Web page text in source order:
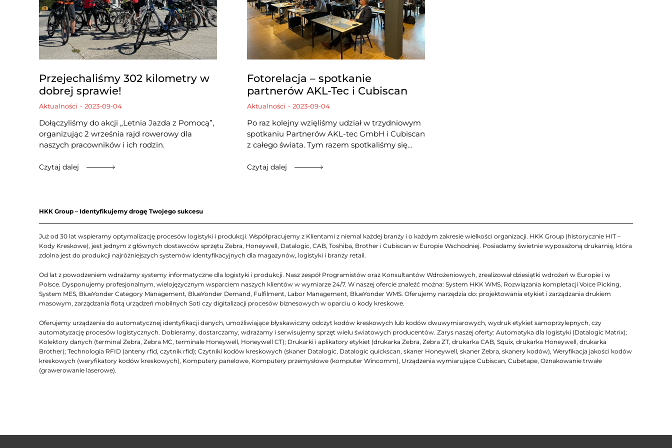
Przejechaliśmy 302 kilometry w
dobrej sprawie!
Aktualności 2023-09-04
Dołączyliśmy do akcji „Letnia Jazda z Pomocą”,
organizując 2 września rajd rowerowy dla
naszych pracowników i ich rodzin.
Czytaj dalej
Fotorelacja – spotkanie
partnerów AKL-Tec i Cubiscan
Aktualności 2023-09-04
Po raz kolejny wzięliśmy udział w trzydniowym
spotkaniu Partnerów AKL-tec GmbH i Cubiscan
z całego świata. Tym razem spotkaliśmy się…
Czytaj dalej
HKK Group – Identyfikujemy drogę Twojego sukcesu
Już od 30 lat wspieramy optymalizację procesów logistyki i produkcji. Współpracujemy z Klientami z niemal każdej branży i o każdym zakresie wielkości organizacji. HKK Group (historycznie HIT –
Kody Kreskowe), jest jednym z głównych dostawców sprzętu Zebra, Honeywell, Datalogic, CAB, Toshiba, Brother i Cubiscan w Europie Wschodniej. Posiadamy świetnie wyposażoną drukarnię, która
zdolna jest do produkcji najróżniejszych systemów identyfikacyjnych dla magazynów, logistyki i branży retail.
Od lat z powodzeniem wdrażamy systemy informatyczne dla logistyki i produkcji. Nasz zespół Programistów oraz Konsultantów Wdrożeniowych, zrealizował dziesiątki wdrożeń w Europie i w
Polsce. Dysponujemy profesjonalnym, wielojęzycznym wsparciem naszych klientów w wymiarze 24/7. W naszej ofercie znaleźć można: System HKK WMS, Rozwiązania kompletacji Voice Picking,
System MES, BlueYonder Category Management, BlueYonder Demand, Fulfilment, Labor Management, BlueYonder WMS. Oferujemy narzędzia do: projektowania etykiet i zarządzania drukiem
masowym, zarządzania flotą urządzeń mobilnych Soti czy digitalizacji procesów biznesowych w oparciu o kody kreskowe.
Oferujemy urządzenia do automatycznej identyfikacji danych, umożliwiające błyskawiczny odczyt kodów kreskowych lub kodów dwuwymiarowych, wydruk etykiet samoprzylepnych, czy
automatyzację procesów logistycznych. Dobieramy, dostarczamy, wdrażamy i serwisujemy sprzęt wielu światowych producentów. Zarys naszej oferty: Automatyka dla logistyki (Datalogic Matrix);
Kolektory danych (terminal Zebra, Zebra MC, terminale Honeywell, Honeywell CT); Drukarki i aplikatory etykiet (drukarka Zebra, Zebra ZT, drukarka CAB, Squix, drukarka Honeywell, drukarka
Brother); Technologia RFID (anteny rfid, czytnik rfid); Czytniki kodów kreskowych (skaner Datalogic, Datalogic quickscan, skaner Honeywell, skaner Zebra, skanery kodów), Weryfikacja jakości kodów
kreskowych (weryfikatory kodów kreskowych), Komputery panelowe, Komputery przemysłowe (komputer Wincomm), Urządzenia wymiarujące Cubiscan, Cubetape, Oznakowanie trwałe
(grawerowanie laserowe).